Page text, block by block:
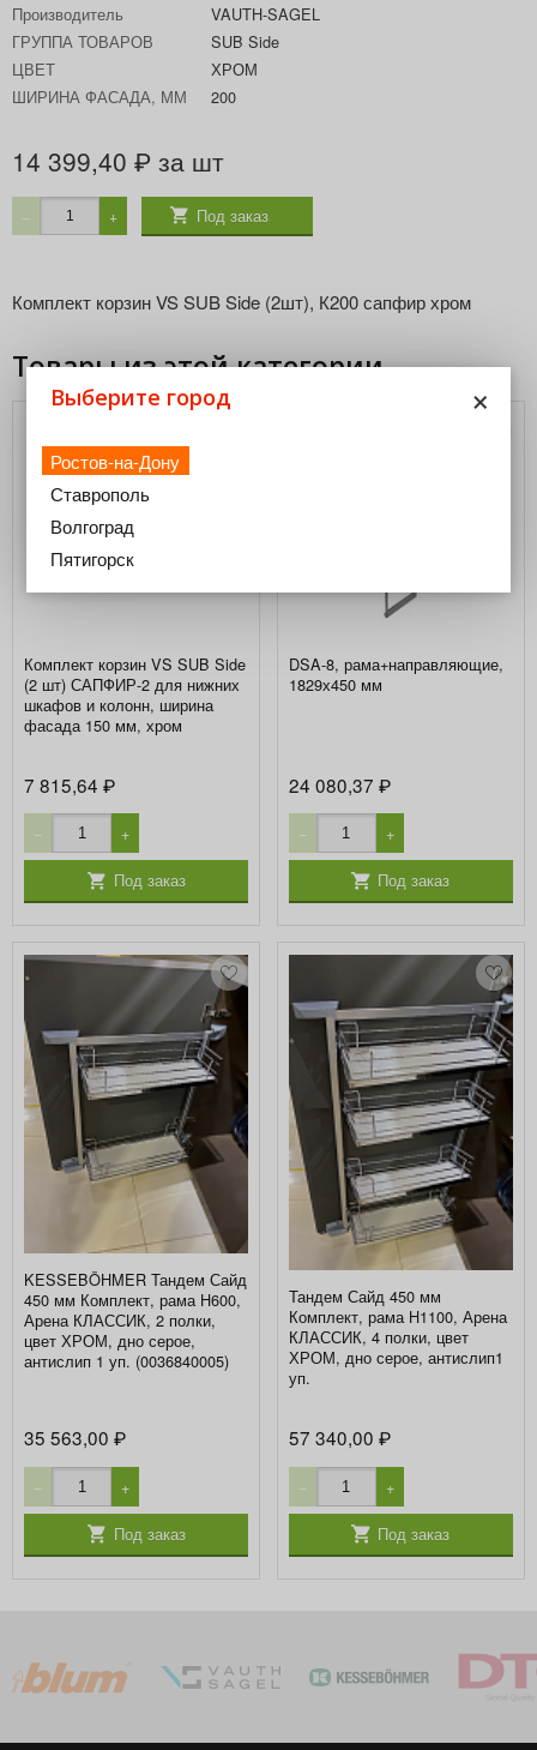
Производитель
VAUTH-SAGEL
ГРУППА ТОВАРОВ
SUB Side
ЦВЕТ
ХРОМ
ШИРИНА ФАСАДА, ММ
200
14 399,40 ₽ за шт
− + Под заказ
Комплект корзин VS SUB Side (2шт), К200 сапфир хром
Товары из этой категории
Комплект корзин VS SUB Side
(2 шт) САПФИР-2 для нижних
шкафов и колонн, ширина
фасада 150 мм, хром
7 815,64₽
− +
Под заказ
DSA-8, рама+направляющие,
1829х450 мм
24 080,37 ₽
− +
Под заказ
KESSEBÖHMER Тандем Сайд
450 мм Комплект, рама H600,
Арена КЛАССИК, 2 полки,
цвет ХРОМ, дно серое,
антислип 1 уп. (0036840005)
35 563,00₽
− +
Под заказ
Тандем Сайд 450 мм
Комплект, рама H1100, Арена
КЛАССИК, 4 полки, цвет
ХРОМ, дно серое, антислип1
уп.
57 340,00 ₽
− +
Под заказ
×
Выберите город
Ростов-на-Дону
Ставрополь
Волгоград
Пятигорск